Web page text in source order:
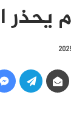
يحذر